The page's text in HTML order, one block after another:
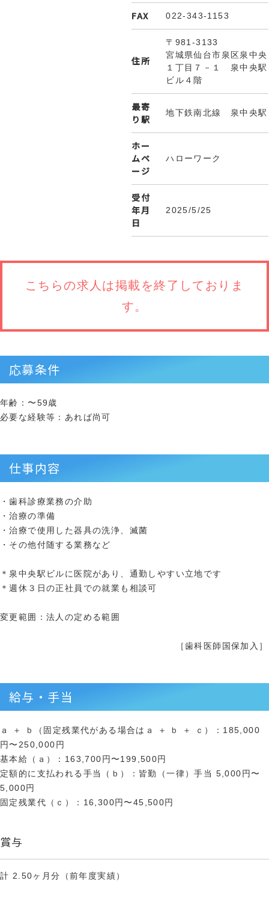
FAX 022-343-1153
住所
〒981-3133
宮城県仙台市泉区泉中央
１丁目７－１ 泉中央駅
ビル４階
最寄
り駅
地下鉄南北線 泉中央駅
ホー
ムペ
ージ
ハローワーク
受付
年月
日
2025/5/25
こちらの求人は掲載を終了しておりま
す。
応募条件
年齢：〜59歳
必要な経験等：あれば尚可
仕事内容
・歯科診療業務の介助
・治療の準備
・治療で使用した器具の洗浄、滅菌
・その他付随する業務など
＊泉中央駅ビルに医院があり、通勤しやすい立地です
＊週休３日の正社員での就業も相談可
変更範囲：法人の定める範囲
［歯科医師国保加入］
給与・手当
ａ ＋ ｂ（固定残業代がある場合はａ ＋ ｂ ＋ ｃ）：185,000
円〜250,000円
基本給（ａ）：163,700円〜199,500円
定額的に支払われる手当（ｂ）：皆勤（一律）手当 5,000円〜
5,000円
固定残業代（ｃ）：16,300円〜45,500円
賞与
計 2.50ヶ月分（前年度実績）